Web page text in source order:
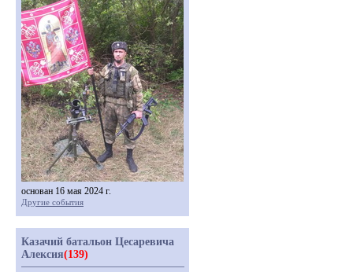
основан 16 мая 2024 г.
Другие события
Казачий батальон Цесаревича
Алексия(139)